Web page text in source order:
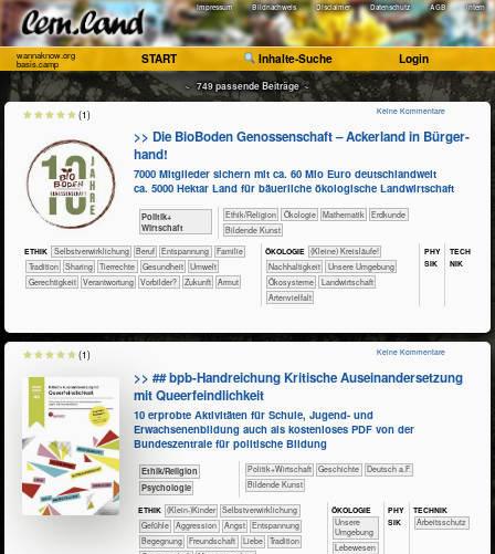
Impressum Bildnachweis Disclaimer Datenschutz AGB Intern
wannaknow.org
basis.camp START Inhalte-Suche Login
~ 749 passende Beiträge ~
>> Die BioBoden Genossenschaft – Acker­land in Bür­ger­
hand!
7000 Mitglieder sichern mit ca. 60 Mio Euro deutschlandweit
ca. 5000 Hektar Land für bäuerliche ökologische Landwirtschaft
​​​​​​​​​Politik+​
Wirtschaft
​​​​​​​​​​Ethik/​Religion ​​​​​​​​Ökologie ​​​​​​Mathematik
​​​​​Erdkunde
Bildende Kunst
ETHIK ​​​​​​​​​​​​​​​​​​​​​​​​​​​​​​​​​​​​​​​​Selbst­verwirklichung ​​​​​​​​​​​​​​​Beruf ​​​​​​​​​​​​​Entspannung
​​​​​​​​​​​Familie
​​​​​​​​​​​Tradition
​​​​​​​​​​Sharing ​​​​​​​​Tierrechte ​​​​​​Gesundheit
​​​​​Umwelt
​​​​Gerechtigkeit
​​Verantwortung ​​Vorbilder? ​Zukunft Armut
ÖKO​LOGIE
​​​​​​​​​​​​​​(Kleine) Kreisläufe!
​​​​​​​​​​​​​​​Nachhaltigkeit
​​​​​​​​​​​​​Unsere Umgebung
​​​​​​​​​​​Ökosysteme
​​​​​Landwirtschaft
Artenvielfalt
PHY​
SIK
TECH​
NIK
Keine Kommentare
(1)
>> ## bpb-Handreichung Kritische Auseinandersetzung
mit Queerfeindlichkeit
10 erprobte Aktivitäten für Schule, Jugend- und
Erwachsenenbildung auch als kostenloses PDF von der
Bundeszentrale für politische Bildung
​​​​​​​​​​Ethik/​Religion
​​​​​​​​​​Psychologie
​​​​​​​​​Politik+​Wirtschaft ​​​​​​​​Geschichte
​​​Deutsch a.F.
Bildende Kunst
ETHIK (Klein-)Kinder
​​​​​​​​​​​​​​​​​​​​​​​​​​​​​​​​​​​​​​​​Selbst­verwirklichung
​​​​​​​​​​​​​​​Gefühle
​​​​​​​​​​​​​Aggression ​​​​​​​​​​​​​Angst
​​​​​​​​​​​​​Entspannung
​​​​​​​​​​​​Begegnung
​​​​​​​​​​​​Freundschaft ​​​​​​​​​​​​Liebe
​​​​​​​​​​​Tradition
ÖKO​LOGIE
​​​​​​​​​​​​​Unsere
Umgebung
​​​​​​​​​Lebewesen
PHY​
SIK
TECH​NIK
​​​​​​Arbeitsschutz
Keine Kommentare
(1)